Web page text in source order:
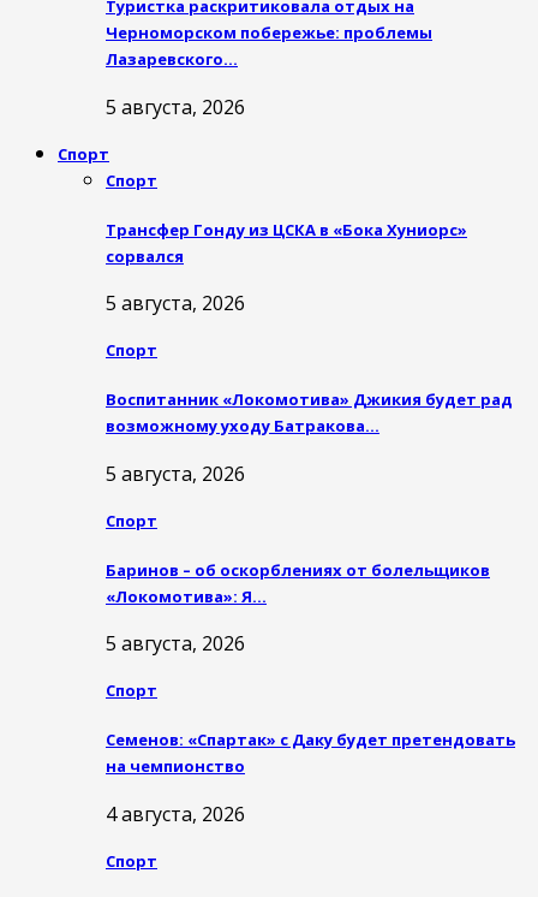
Туристка раскритиковала отдых на
Черноморском побережье: проблемы
Лазаревского…
5 августа, 2026
Спорт
Спорт
Трансфер Гонду из ЦСКА в «Бока Хуниорс»
сорвался
5 августа, 2026
Спорт
Воспитанник «Локомотива» Джикия будет рад
возможному уходу Батракова…
5 августа, 2026
Спорт
Баринов – об оскорблениях от болельщиков
«Локомотива»: Я…
5 августа, 2026
Спорт
Семенов: «Спартак» с Даку будет претендовать
на чемпионство
4 августа, 2026
Спорт